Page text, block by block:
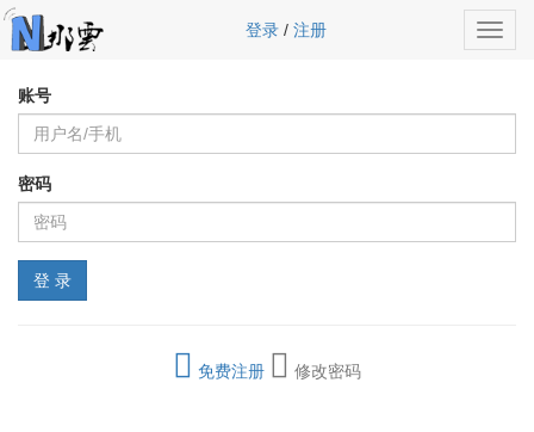
登录/ 注册
账号
密码
免费注册 修改密码